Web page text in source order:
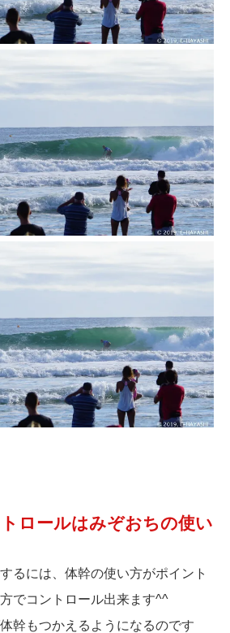
ロールはみぞおちの使い
るには、体幹の使い方がポイント
でコントロール出来ます^^
幹もつかえるようになるのです